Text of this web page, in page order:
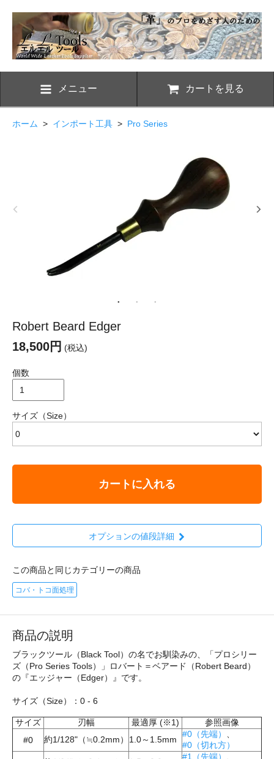
メニュー カートを見る
ホーム > インポート工具 > Pro Series
Robert Beard Edger
18,500円 (税込)
個数
サイズ（Size）
カートに入れる
オプションの値段詳細
この商品と同じカテゴリーの商品
コバ・トコ面処理
商品の説明
ブラックツール（Black Tool）の名でお馴染みの、「プロシリー
ズ（Pro Series Tools）」ロバート＝ベアード（Robert Beard）
の『エッジャー（Edger）』です。
サイズ（Size）：0 - 6
サイズ 刃幅 最適厚 (※1)
参照画像
#0
約1/128"（≒0.2mm） 1.0～1.5mm
#0（先端）
#0（切れ方）
#1（先端）